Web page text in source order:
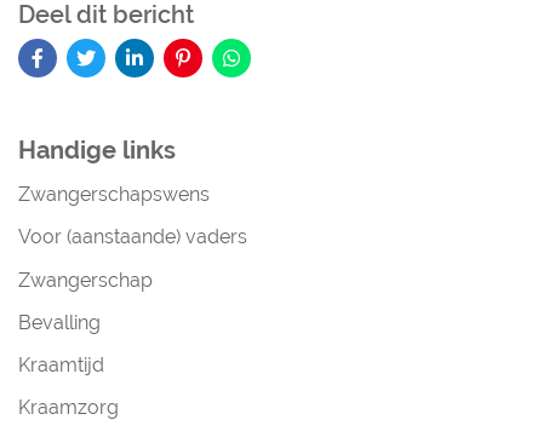
Deel dit bericht
Handige links
Zwangerschapswens
Voor (aanstaande) vaders
Zwangerschap
Bevalling
Kraamtijd
Kraamzorg